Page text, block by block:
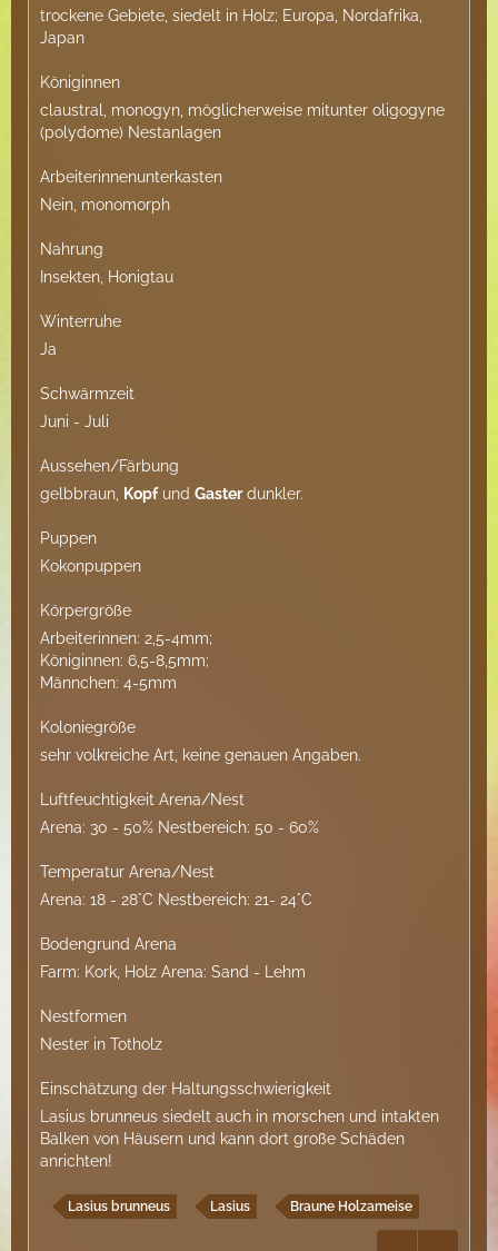
trockene Gebiete, siedelt in Holz; Europa, Nordafrika,
Japan
Königinnen
claustral, monogyn, möglicherweise mitunter oligogyne
(polydome) Nestanlagen
Arbeiterinnenunterkasten
Nein, monomorph
Nahrung
Insekten, Honigtau
Winterruhe
Ja
Schwärmzeit
Juni - Juli
Aussehen/Färbung
gelbbraun,
Kopfund Gasterdunkler.
Puppen
Kokonpuppen
Körpergröße
Arbeiterinnen: 2,5-4mm;
Königinnen: 6,5-8,5mm;
Männchen: 4-5mm
Koloniegröße
sehr volkreiche Art, keine genauen Angaben.
Luftfeuchtigkeit Arena/Nest
Arena: 30 - 50% Nestbereich: 50 - 60%
Temperatur Arena/Nest
Arena: 18 - 28°C Nestbereich: 21- 24°C
Bodengrund Arena
Farm: Kork, Holz Arena: Sand - Lehm
Nestformen
Nester in Totholz
Einschätzung der Haltungsschwierigkeit
Lasius brunneus siedelt auch in morschen und intakten
Balken von Häusern und kann dort große Schäden
anrichten!
Lasius brunneus Lasius Braune Holzameise